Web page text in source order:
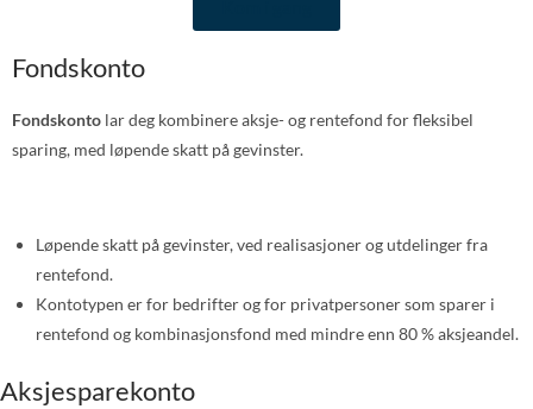
Fondskonto
Fondskonto lar deg kombinere aksje- og rentefond for fleksibel
sparing, med løpende skatt på gevinster.
Løpende skatt på gevinster, ved realisasjoner og utdelinger fra
rentefond.
Kontotypen er for bedrifter og for privatpersoner som sparer i
rentefond og kombinasjonsfond med mindre enn 80 % aksjeandel.
Aksjesparekonto